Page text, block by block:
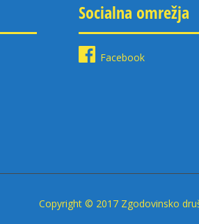
Socialna omrežja
Facebook
Copyright © 2017 Zgodovinsko